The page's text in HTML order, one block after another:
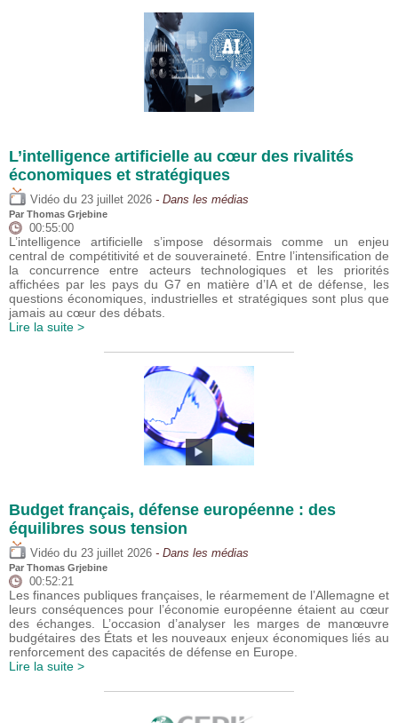
L’intelligence artificielle au cœur des rivalités
économiques et stratégiques
Vidéo du 23 juillet 2026 - Dans les médias
Par Thomas Grjebine
00:55:00
L’intelligence artificielle s’impose désormais comme un enjeu
central de compétitivité et de souveraineté. Entre l’intensification de
la concurrence entre acteurs technologiques et les priorités
affichées par les pays du G7 en matière d’IA et de défense, les
questions économiques, industrielles et stratégiques sont plus que
jamais au cœur des débats.
Lire la suite >
Budget français, défense européenne : des
équilibres sous tension
Vidéo du 23 juillet 2026 - Dans les médias
Par Thomas Grjebine
00:52:21
Les finances publiques françaises, le réarmement de l’Allemagne et
leurs conséquences pour l’économie européenne étaient au cœur
des échanges. L’occasion d’analyser les marges de manœuvre
budgétaires des États et les nouveaux enjeux économiques liés au
renforcement des capacités de défense en Europe.
Lire la suite >